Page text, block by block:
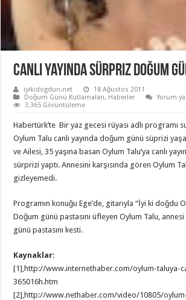
Canlı Yayında Sürpriz Doğum
iyikidogdun.net
18 Ağustos 2011
Doğum Günü Kutlamaları, Haberler
Yorum
3,365 Görüntüleme
Habertürk’te Bir yaz gecesi rüyası adlı programı
Oylum Talu canlı yayında doğum günü süprizi
ve Ailesi, 35 yaşına basan Oylum Talu’ya canlı
sürprizi yaptı. Annesini karşısında gören Oylum
gizleyemedi.
Programın konuğu Ege’de, gitarıyla “İyi ki doğdu
Doğum günü pastasını üfleyen Oylum Talu,
günü pastasını kesti.
Kaynaklar:
[1],http://www.internethaber.com/oylum-taluya-
365016h.htm
[2],http://www.nethaber.com/video/10805/